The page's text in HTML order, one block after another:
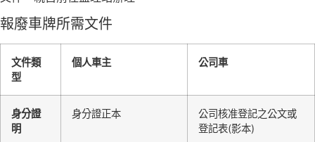
報廢車牌所需文件
文件類
型
個人車主 公司車
身分證
明
身分證正本
公司核准登記之公文或
登記表(影本)